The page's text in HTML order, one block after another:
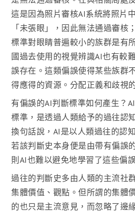
這是因為照片審核AI系統將照片
「未張眼」，因此無法通過審核
標準對眼睛普遍較小的族群是有
國過去使用的視覺辨識AI也有較
誤存在。這類偏誤使得某些族群
得應得的資源。分配正義和歧視
有偏誤的AI判斷標準如何產生？
標準，是透過人類給予的過往認
換句話說，AI是以人類過往的認
若該判斷史本身便是由帶有偏誤
則AI也難以避免地學習了這些偏
過往的判斷史多由人類的主流社
集體價值、觀點。但所謂的集體
的也只是主流意見，而忽略了邊